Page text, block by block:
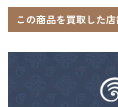
この商品を買取した